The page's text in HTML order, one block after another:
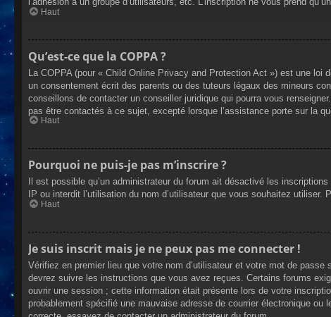
Haut
Qu’est-ce que la COPPA ?
La COPPA (pour « Child Online Privacy and Protection Act ») est une
un consentement écrit des parents ou des tuteurs légaux des mineurs
conseillons de contacter un conseiller juridique qui pourra vous
pas être contactés à ce sujet, excepté lorsque l’assistance porte sur la
Haut
Pourquoi ne puis-je pas m’inscrire ?
Il est possible qu’un administrateur du forum ait désactivé les
IP ou interdit l’utilisation du nom d’utilisateur que vous souhaitez
Haut
Je suis inscrit mais je ne peux pas me connecter !
Vérifiez en premier lieu que votre nom d’utilisateur et votre mot de
devrez suivre les instructions que vous avez reçues. Certains forums
ouvrir une session ; cette information était présente lors de votre
probablement spécifié une mauvaise adresse de courrier électronique